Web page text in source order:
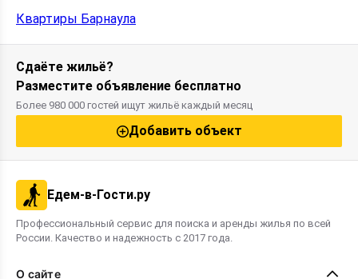
Квартиры Барнаула
Сдаёте жильё?
Разместите объявление бесплатно
Более 980 000 гостей ищут жильё каждый месяц
Добавить объект
Едем-в-Гости.ру
Профессиональный сервис для поиска и аренды жилья по всей
России. Качество и надежность с 2017 года.
О сайте